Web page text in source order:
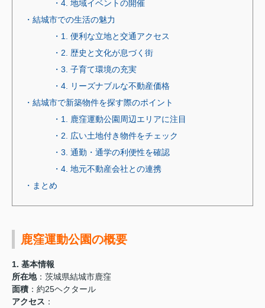
・4. 地域イベントの開催
・結城市での生活の魅力
・1. 便利な立地と交通アクセス
・2. 歴史と文化が息づく街
・3. 子育て環境の充実
・4. リーズナブルな不動産価格
・結城市で新築物件を探す際のポイント
・1. 鹿窪運動公園周辺エリアに注目
・2. 広い土地付き物件をチェック
・3. 通勤・通学の利便性を確認
・4. 地元不動産会社との連携
・まとめ
鹿窪運動公園の概要
1. 基本情報
所在地：茨城県結城市鹿窪
面積 ：約25ヘクタール
アクセス ：